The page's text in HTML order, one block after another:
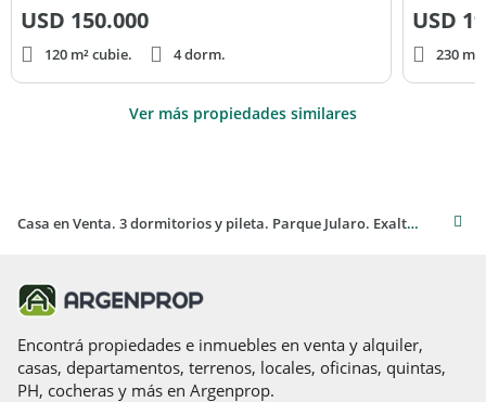
USD 150.000
120 m² cubie. 4 dorm.
USD
230
Ver más propiedades similares
Casa en Venta. 3 dormitorios y pileta. Parque Jularo. Exaltacion de la Cruz.
Encontrá propiedades e inmuebles en venta y alquiler,
casas, departamentos, terrenos, locales, oficinas, quintas,
PH, cocheras y más en Argenprop.